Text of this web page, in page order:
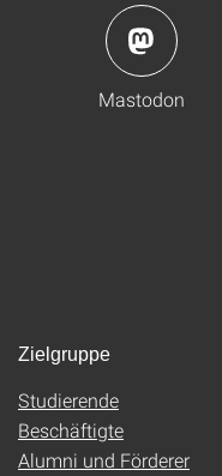
Mastodon
Zielgruppe
Studierende
Beschäftigte
Alumni und Förderer